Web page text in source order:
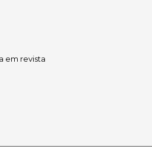
em revista